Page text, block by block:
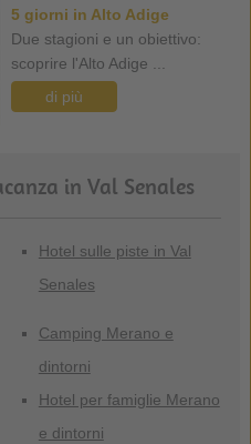
5 giorni in Alto Adige
Due stagioni e un obiettivo:
scoprire l'Alto Adige ...
di più
in Val Senales
Hotel sulle piste in Val
Senales
Camping Merano e
dintorni
Hotel per famiglie Merano
e dintorni